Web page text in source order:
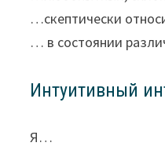
…скептически
… в состоянии
Интуитивный
Я…